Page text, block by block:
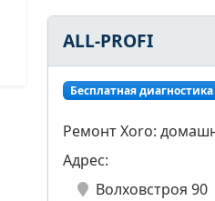
ALL-PROFI
Бесплатная диагностика
Ремонт Xoro:
Адрес:
Волховстроя 90